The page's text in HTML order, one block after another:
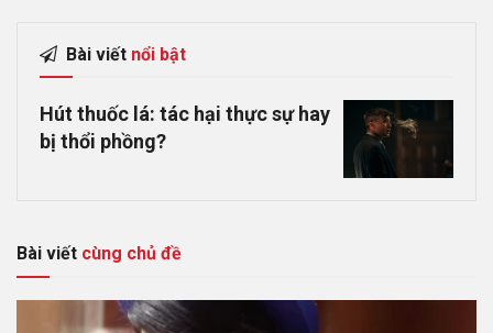
Bài viết nổi bật
Hút thuốc lá: tác hại thực sự hay
bị thổi phồng?
Bài viết cùng chủ đề